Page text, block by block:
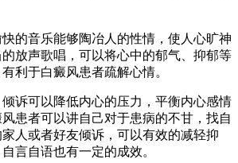
音乐能够陶冶人的性情，使人心旷神
放声歌唱，可以将心中的郁气、抑郁等
利于白癜风患者疏解心情。
可以降低内心的压力，平衡内心感情
患者可以讲自己对于患病的不甘，找自
人或者好友倾诉，可以有效的减轻抑
言自语也有一定的成效。